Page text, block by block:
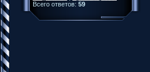
Всего ответов: 59